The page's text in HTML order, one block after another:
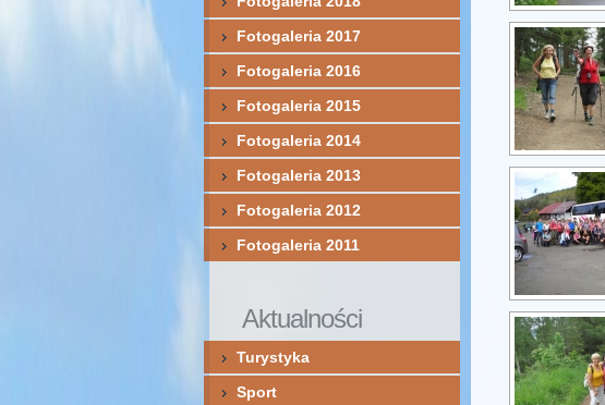
Fotogaleria 2017
Fotogaleria 2016
Fotogaleria 2015
Fotogaleria 2014
Fotogaleria 2013
Fotogaleria 2012
Fotogaleria 2011
Aktualności
Turystyka
Sport